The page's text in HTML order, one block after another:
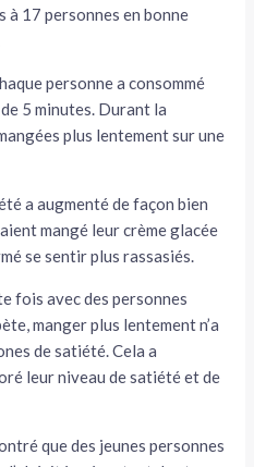
17 personnes en bonne
personne a consommé
5 minutes. Durant la
plus lentement sur une
a augmenté de façon bien
mangé leur crème glacée
se sentir plus rassasiés.
fois avec des personnes
manger plus lentement n’a
de satiété. Cela a
leur niveau de satiété et de
que des jeunes personnes